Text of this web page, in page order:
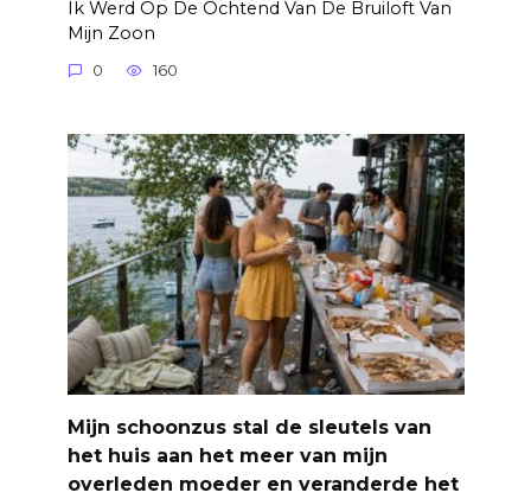
Ik Werd Op De Ochtend Van De Bruiloft Van
Mijn Zoon
0 160
Mijn schoonzus stal de sleutels van
het huis aan het meer van mijn
overleden moeder en veranderde het